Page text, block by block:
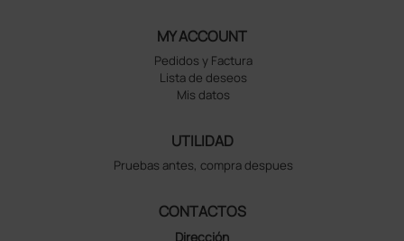
MY ACCOUNT
Pedidos y Factura
Lista de deseos
Mis datos
UTILIDAD
Pruebas antes, compra despues
CONTACTOS
Dirección